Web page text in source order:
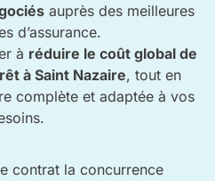
auprès des meilleures
d’assurance.
à réduire le coût global de
à Saint Nazaire, tout en
complète et adaptée à vos
contrat la concurrence